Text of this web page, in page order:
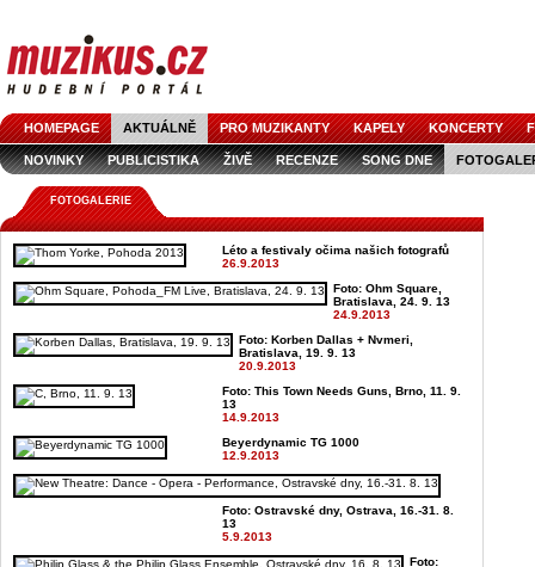
HOMEPAGE AKTUÁLNĚ PRO MUZIKANTY KAPELY KONCERTY
NOVINKY PUBLICISTIKA ŽIVĚ RECENZE SONG DNE
FOTOGALERIE
Léto a festivaly očima našich fotografů
26.9.2013
Foto: Ohm Square,
Bratislava, 24. 9. 13
24.9.2013
Foto: Korben Dallas + Nvmeri,
Bratislava, 19. 9. 13
20.9.2013
Foto: This Town Needs Guns, Brno, 11. 9.
13
14.9.2013
Beyerdynamic TG 1000
12.9.2013
Foto: Ostravské dny, Ostrava, 16.-31. 8.
13
5.9.2013
Foto: